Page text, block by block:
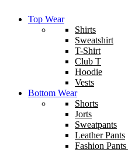
Top Wear
Shirts
Sweatshirt
T-Shirt
Club T
Hoodie
Vests
Bottom Wear
Shorts
Jorts
Sweatpants
Leather Pants
Fashion